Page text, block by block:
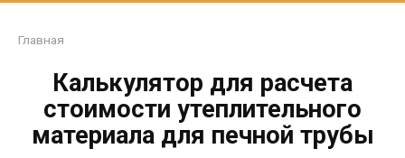
Главная
Калькулятор для расчета
стоимости утеплительного
материала для печной трубы